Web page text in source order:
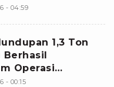
- 04:59
1,3 Ton
Berhasil
Operasi
Natuna
- 00:15